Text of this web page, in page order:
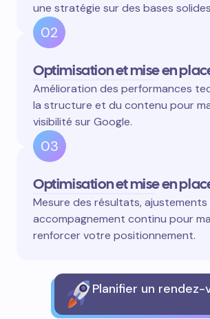
une stratégie sur des bases
02
Optimisation et mise en
Amélioration des performances
la structure et du contenu pour
visibilité sur Google.
03
Optimisation et mise en
Mesure des résultats,
accompagnement continu pour
renforcer votre positionnement.
Planifier un rendez-